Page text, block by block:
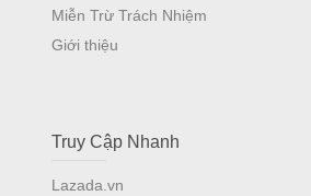
Miễn Trừ Trách Nhiệm
Giới thiệu
Truy Cập Nhanh
Lazada.vn